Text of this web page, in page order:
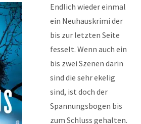
Endlich wieder einmal
ein Neuhauskrimi der
bis zur letzten Seite
fesselt. Wenn auch ein
bis zwei Szenen darin
sind die sehr ekelig
sind, ist doch der
Spannungsbogen bis
zum Schluss gehalten.